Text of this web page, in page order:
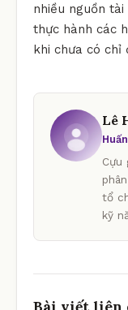
nhiều nguồn
thực hành các
khi chưa có chỉ
Lê
Cựu
tổ
kỹ
Bài viết liên